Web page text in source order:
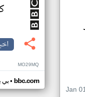
Jan
MO29MQ
بي• bbc.com